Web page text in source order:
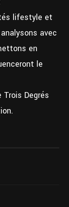
lifestyle et
avec
en
le
Degrés